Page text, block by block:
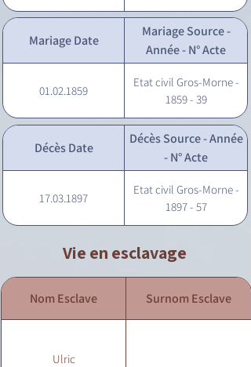
Mariage Date
Mariage Source -
Année - N° Acte
01.02.1859
Etat civil Gros-Morne -
1859 - 39
Décès Date
Décès Source - Année
- N° Acte
17.03.1897
Etat civil Gros-Morne -
1897 - 57
Vie en esclavage
Nom Esclave Surnom Esclave
Ulric